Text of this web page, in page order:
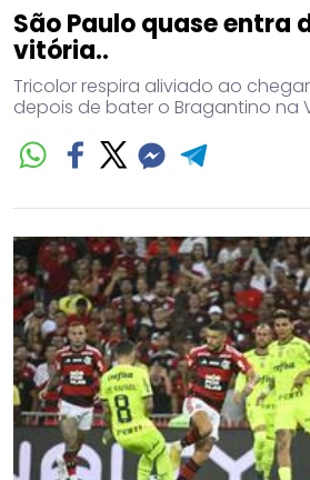
São Paulo quase entra
vitória..
Tricolor respira aliviado ao
depois de bater o Bragantino na